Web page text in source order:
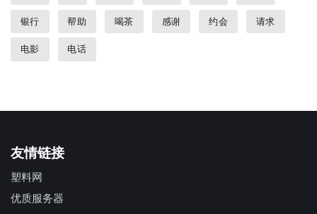
银行 帮助 喝茶 感谢 约会 请求
电影 电话
友情链接
塑料网
优质服务器